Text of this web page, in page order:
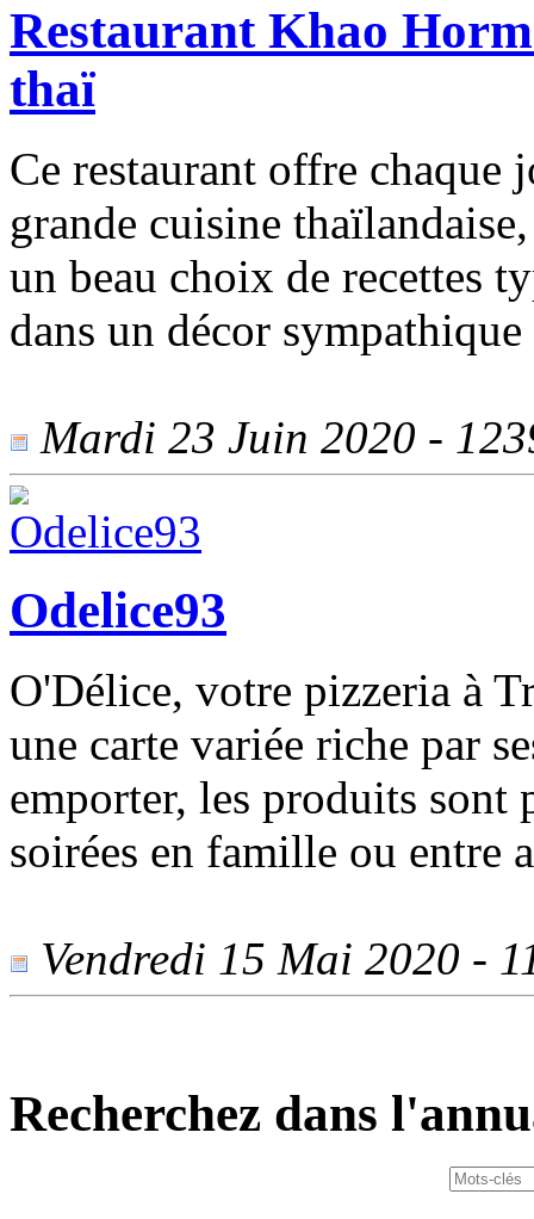
Restaurant Khao
thaï
Ce restaurant offre chaque
grande cuisine
un beau choix de recettes
dans un décor
Mardi 23 Juin 2020 -
Odelice93
O'Délice, votre pizzeria à
une carte variée riche par
emporter, les produits sont
soirées en famille ou entre
Vendredi 15 Mai 2020 -
Recherchez dans